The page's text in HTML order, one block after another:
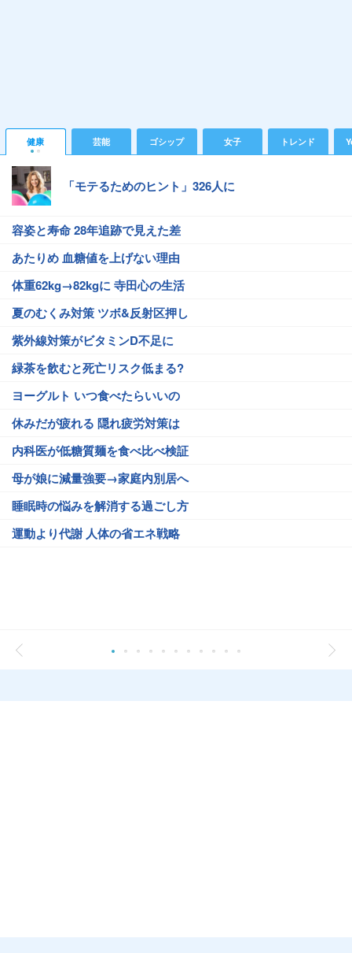
健康 芸能 ゴシップ 女子 トレンド
「モテるためのヒント」326人に
容姿と寿命 28年追跡で見えた差
あたりめ 血糖値を上げない理由
体重62kg→82kgに 寺田心の生活
夏のむくみ対策 ツボ&反射区押し
紫外線対策がビタミンD不足に
緑茶を飲むと死亡リスク低まる?
ヨーグルト いつ食べたらいいの
休みだが疲れる 隠れ疲労対策は
内科医が低糖質麺を食べ比べ検証
母が娘に減量強要→家庭内別居へ
睡眠時の悩みを解消する過ごし方
運動より代謝 人体の省エネ戦略